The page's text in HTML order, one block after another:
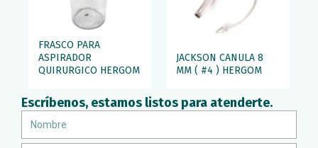
Escríbenos, estamos listos para atenderte.
FRASCO PARA
ASPIRADOR
QUIRURGICO HERGOM
JACKSON CANULA 8
MM ( #4 ) HERGOM